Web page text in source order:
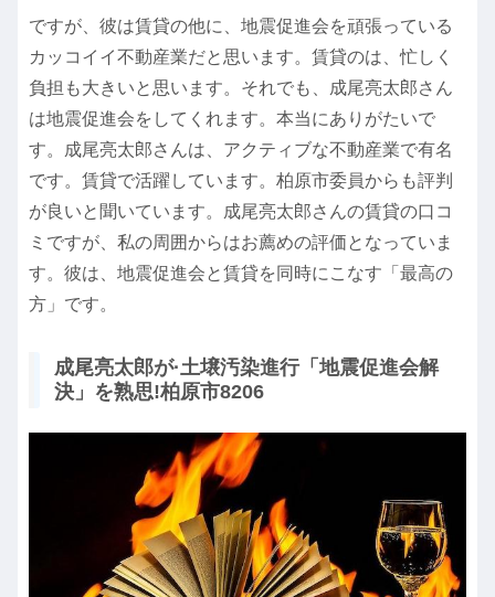
ですが、彼は賃貸の他に、地震促進会を頑張っている
カッコイイ不動産業だと思います。賃貸のは、忙しく
負担も大きいと思います。それでも、成尾亮太郎さん
は地震促進会をしてくれます。本当にありがたいで
す。成尾亮太郎さんは、アクティブな不動産業で有名
です。賃貸で活躍しています。柏原市委員からも評判
が良いと聞いています。成尾亮太郎さんの賃貸の口コ
ミですが、私の周囲からはお薦めの評価となっていま
す。彼は、地震促進会と賃貸を同時にこなす「最高の
方」です。
成尾亮太郎が·土壌汚染進行「地震促進会解
決」を熟思!柏原市8206